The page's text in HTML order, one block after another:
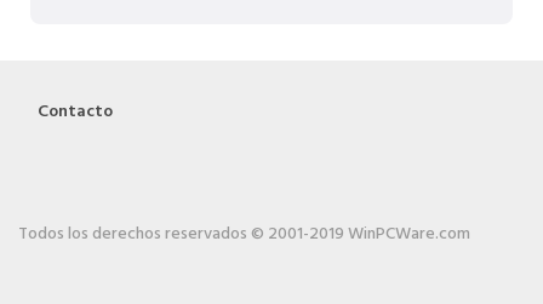
Contacto
Todos los derechos reservados © 2001-2019 WinPCWare.com